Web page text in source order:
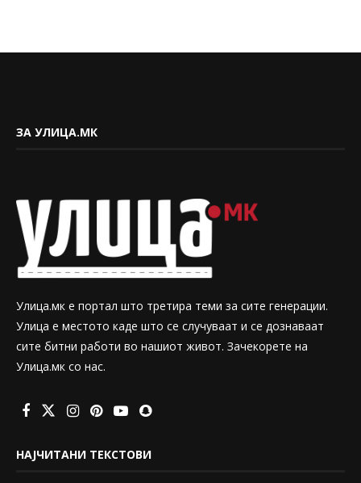
ЗА УЛИЦА.МК
Улица.мк е портал што третира теми за сите генерации.
Улица е местото каде што се случуваат и се дознаваат
сите битни работи во нашиот живот. Зачекорете на
Улица.мк со нас.
НАЈЧИТАНИ ТЕКСТОВИ